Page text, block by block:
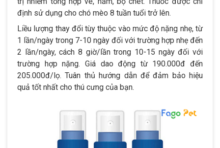
định sử dụng cho chó mèo 8 tuần tuổi trở lên.
Liều lượng thay đổi tùy thuộc vào mức độ nặng nhẹ, từ
1 lần/ngày trong 7-10 ngày đối với trường hợp nhẹ đến
2 lần/ngày, cách 8 giờ/lần trong 10-15 ngày đối với
trường hợp nặng. Giá dao động từ 190.000đ đến
205.000đ/lọ. Tuân thủ hướng dẫn để đảm bảo hiệu
quả tốt nhất cho thú cưng của bạn.